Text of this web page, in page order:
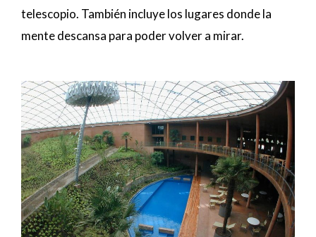
telescopio. También incluye los lugares donde la
mente descansa para poder volver a mirar.